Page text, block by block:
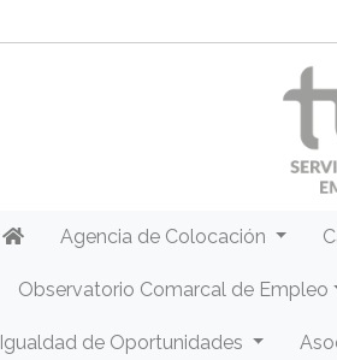
Agencia de Colocación
Observatorio Comarcal de Empleo
Igualdad de Oportunidades